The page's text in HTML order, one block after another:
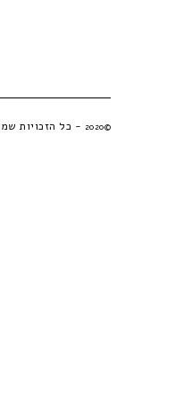
©2020 - כל הזכויות